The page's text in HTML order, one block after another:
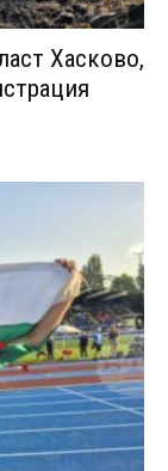
Хасково,